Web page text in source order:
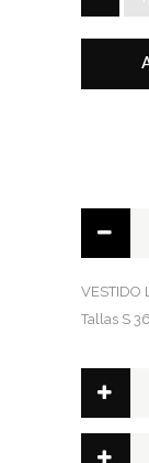
LUZ
VESTIDO
Tallas S